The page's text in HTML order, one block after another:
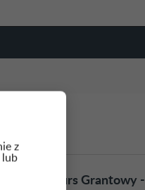
z
lub
Konkurs Grantowy -